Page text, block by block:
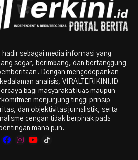
hadir sebagai media informasi yang
segar, berimbang, dan bertanggung
Dengan mengedepankan
analisis, VIRALTERIKINI.ID
bagi masyarakat luas maupun
menjunjung tinggi prinsip
dan objektivitas jurnalistik, serta
dengan tidak berpihak pada
mana pun.